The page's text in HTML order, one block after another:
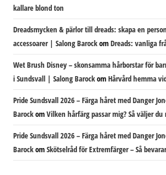
kallare blond ton
Dreadsmycken & pärlor till dreads: skapa en
accessoarer | Salong BarockomDreads: vanliga
Wet Brush Disney – skonsamma hårborstar för
i Sundsvall | Salong BarockomHårvård hemma
Pride Sundsvall 2026 – Färga håret med Danger
BarockomVilken hårfärg passar mig? Så väljer
Pride Sundsvall 2026 – Färga håret med Danger
BarockomSkötselråd för Extremfärger – Så